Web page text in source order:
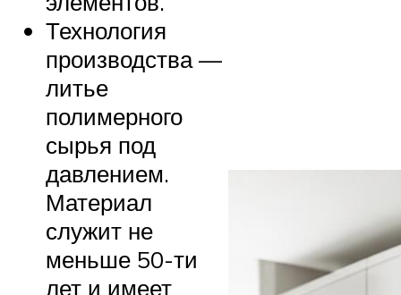
Технология
производства —
литье
полимерного
сырья под
давлением.
Материал
служит не
меньше 50-ти
лет и имеет